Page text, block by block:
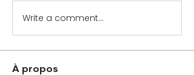
Write a comment...
À propos